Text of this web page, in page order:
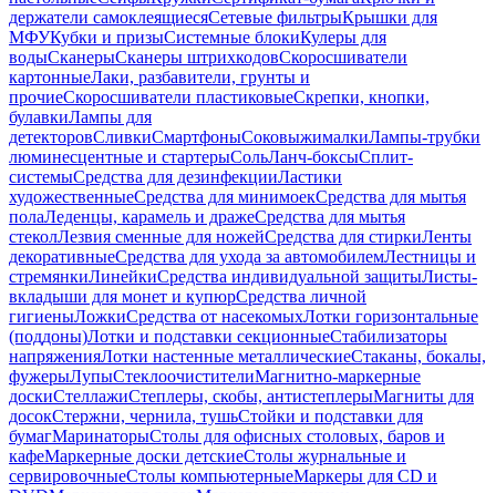
держатели самоклеящиесяСетевые фильтрыКрышки для
МФУКубки и призыСистемные блокиКулеры для
водыСканерыСканеры штрихкодовСкоросшиватели
картонныеЛаки, разбавители, грунты и
прочиеСкоросшиватели пластиковыеСкрепки, кнопки,
булавкиЛампы для
детекторовСливкиСмартфоныСоковыжималкиЛампы-трубки
люминесцентные и стартерыСольЛанч-боксыСплит-
системыСредства для дезинфекцииЛастики
художественныеСредства для минимоекСредства для мытья
полаЛеденцы, карамель и дражеСредства для мытья
стеколЛезвия сменные для ножейСредства для стиркиЛенты
декоративныеСредства для ухода за автомобилемЛестницы и
стремянкиЛинейкиСредства индивидуальной защитыЛисты-
вкладыши для монет и купюрСредства личной
гигиеныЛожкиСредства от насекомыхЛотки горизонтальные
(поддоны)Лотки и подставки секционныеСтабилизаторы
напряженияЛотки настенные металлическиеСтаканы, бокалы,
фужерыЛупыСтеклоочистителиМагнитно-маркерные
доскиСтеллажиСтеплеры, скобы, антистеплерыМагниты для
досокСтержни, чернила, тушьСтойки и подставки для
бумагМаринаторыСтолы для офисных столовых, баров и
кафеМаркерные доски детскиеСтолы журнальные и
сервировочныеСтолы компьютерныеМаркеры для CD и